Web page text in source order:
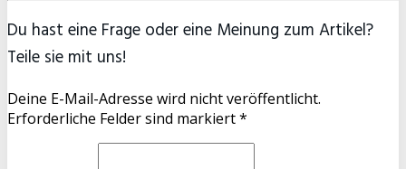
Du hast eine Frage oder eine Meinung zum Artikel?
Teile sie mit uns!
Deine E-Mail-Adresse wird nicht veröffentlicht.
Erforderliche Felder sind markiert *